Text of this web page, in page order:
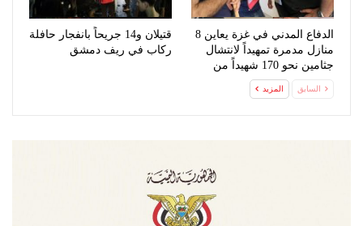
الدفاع المدني في غزة يعاين 8
منازل مدمرة تمهيداً لانتشال
جثامين نحو 170 شهيداً من
قتيلان و14 جريحاً بانفجار حافلة
ركاب في ريف دمشق
السابق المزيد